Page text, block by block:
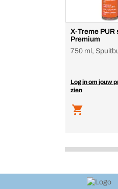
X-Treme PUR
Premium
750 ml,
Log in om jouw
zien